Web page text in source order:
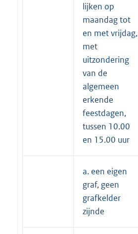
lijken op
maandag tot
en met vrijdag,
met
uitzondering
van de
algemeen
erkende
feestdagen,
tussen 10.00
en 15.00 uur
a. een eigen
graf, geen
grafkelder
zijnde